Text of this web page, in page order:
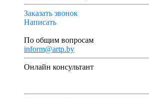
Заказать звонок
Написать
По общим вопросам
inform@artp.by
Онлайн консультант